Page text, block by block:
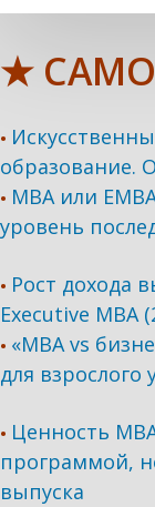
★
•
образование.
• MBA или
уровень
• Рост дохода
Executive MBA
• «MBA vs
для взрослого
• Ценность
программой,
выпуска